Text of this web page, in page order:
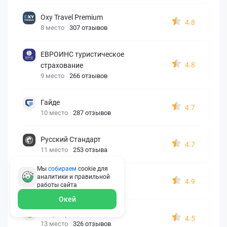
Oxy Travel Premium
8 место 307 отзывов
4.8
ЕВРОИНС туристическое
страхование
9 место 266 отзывов
4.8
Гайде
10 место 287 отзывов
4.7
Русский Стандарт
11 место 253 отзыва
4.7
Zetta-Страхование
12 место 162 отзыва
4.9
13 место 326 отзывов
4.5
Мы собираем cookie для
аналитики и правильной
работы сайта
Окей